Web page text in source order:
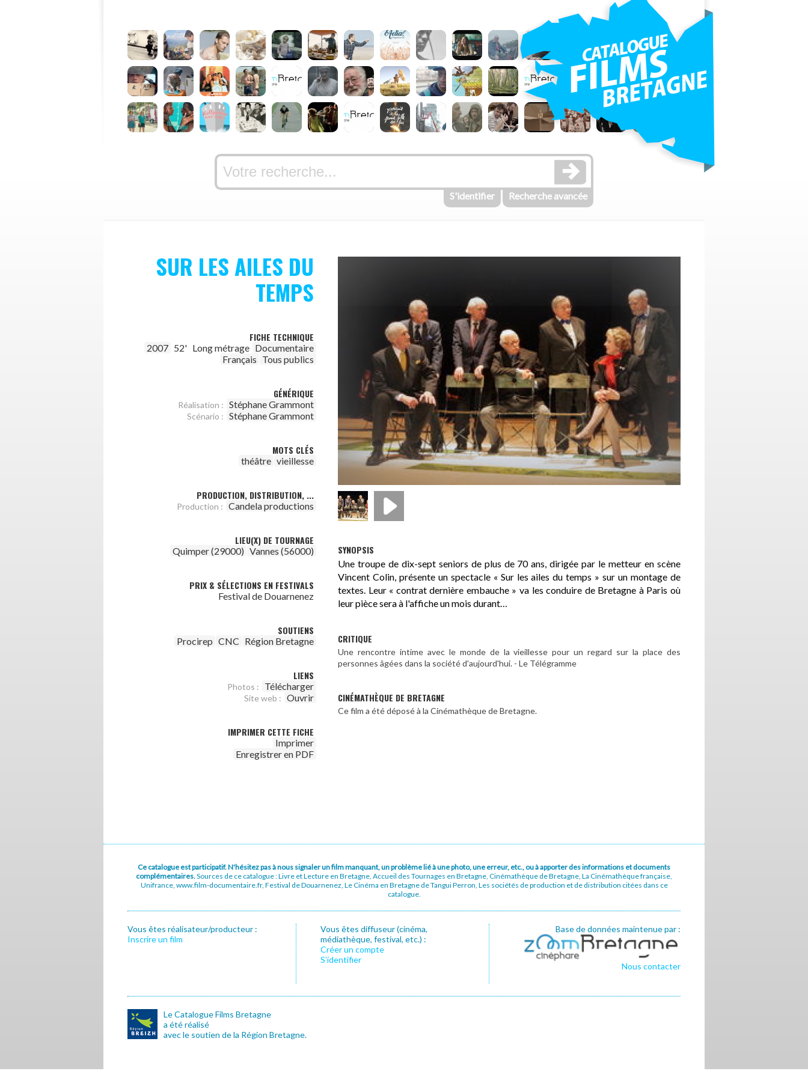
S'identifier Recherche avancée
SUR LES AILES DU
TEMPS
FICHE TECHNIQUE
2007 52' Long métrage Documentaire
Français Tous publics
GÉNÉRIQUE
Réalisation : Stéphane Grammont
Scénario : Stéphane Grammont
MOTS CLÉS
théâtre vieillesse
PRODUCTION, DISTRIBUTION, ...
Production : Candela productions
LIEU(X) DE TOURNAGE
Quimper (29000) Vannes (56000)
PRIX & SÉLECTIONS EN FESTIVALS
Festival de Douarnenez
SOUTIENS
Procirep CNC Région Bretagne
LIENS
Photos : Télécharger
Site web : Ouvrir
IMPRIMER CETTE FICHE
Imprimer
Enregistrer en PDF
SYNOPSIS
Une troupe de dix-sept seniors de plus de 70 ans, dirigée par le metteur en scène
Vincent Colin, présente un spectacle « Sur les ailes du temps » sur un montage de
textes. Leur « contrat dernière embauche » va les conduire de Bretagne à Paris où
leur pièce sera à l'affiche un mois durant…
CRITIQUE
Une rencontre intime avec le monde de la vieillesse pour un regard sur la place des
personnes âgées dans la société d'aujourd'hui. - Le Télégramme
CINÉMATHÈQUE DE BRETAGNE
Ce film a été déposé à la Cinémathèque de Bretagne.
Ce catalogue est participatif. N'hésitez pas à nous signaler un film manquant, un problème lié à une photo, une erreur, etc., ou à apporter des informations et documents
complémentaires.Sources de ce catalogue : Livre et Lecture en Bretagne, Accueil des Tournages en Bretagne, Cinémathèque de Bretagne, La Cinémathèque française,
Unifrance, www.film-documentaire.fr, Festival de Douarnenez, Le Cinéma en Bretagne de Tangui Perron, Les sociétés de production et de distribution citées dans ce
catalogue.
Vous êtes réalisateur/producteur :
Inscrire un film
Vous êtes diffuseur (cinéma,
médiathèque, festival, etc.) :
Créer un compte
S’identifier
Base de données maintenue par :
Nous contacter
Le Catalogue Films Bretagne
a été réalisé
avec le soutien de la Région Bretagne.